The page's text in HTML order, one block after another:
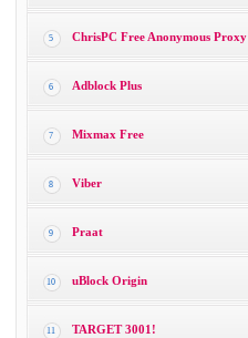
5 ChrisPC Free Anonymous Proxy
6 Adblock Plus
7 Mixmax Free
8 Viber
9 Praat
10 uBlock Origin
11 TARGET 3001!